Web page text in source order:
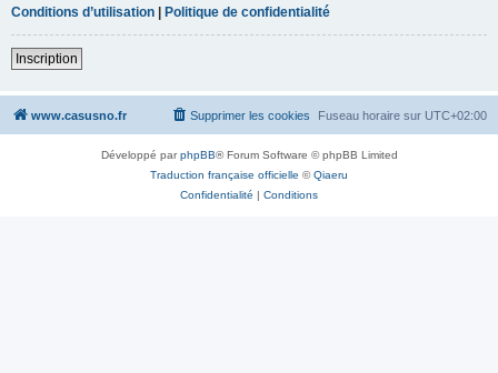
Conditions d’utilisation | Politique de confidentialité
Inscription
www.casusno.fr Fuseau horaire sur UTC+02:00
Supprimer les cookies
Développé parphpBB® Forum Software © phpBB Limited
Traduction française officielle ©Qiaeru
Confidentialité | Conditions